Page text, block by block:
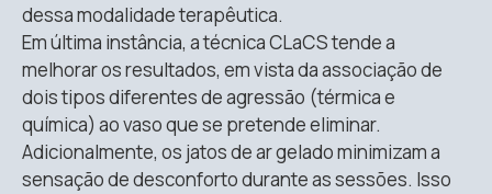
dessa modalidade terapêutica.
Em última instância, a técnica CLaCS tende a
melhorar os resultados, em vista da associação de
dois tipos diferentes de agressão (térmica e
química) ao vaso que se pretende eliminar.
Adicionalmente, os jatos de ar gelado minimizam a
sensação de desconforto durante as sessões. Isso